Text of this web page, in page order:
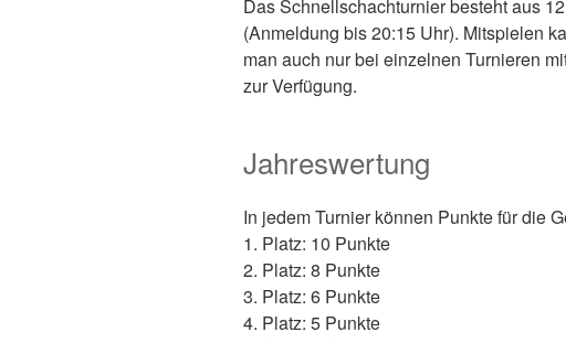
Das Schnellschachturnier besteht aus
(Anmeldung bis 20:15 Uhr). Mitspielen
man auch nur bei einzelnen Turnieren
zur Verfügung.
Jahreswertung
In jedem Turnier können Punkte für die
1. Platz: 10 Punkte
2. Platz: 8 Punkte
3. Platz: 6 Punkte
4. Platz: 5 Punkte